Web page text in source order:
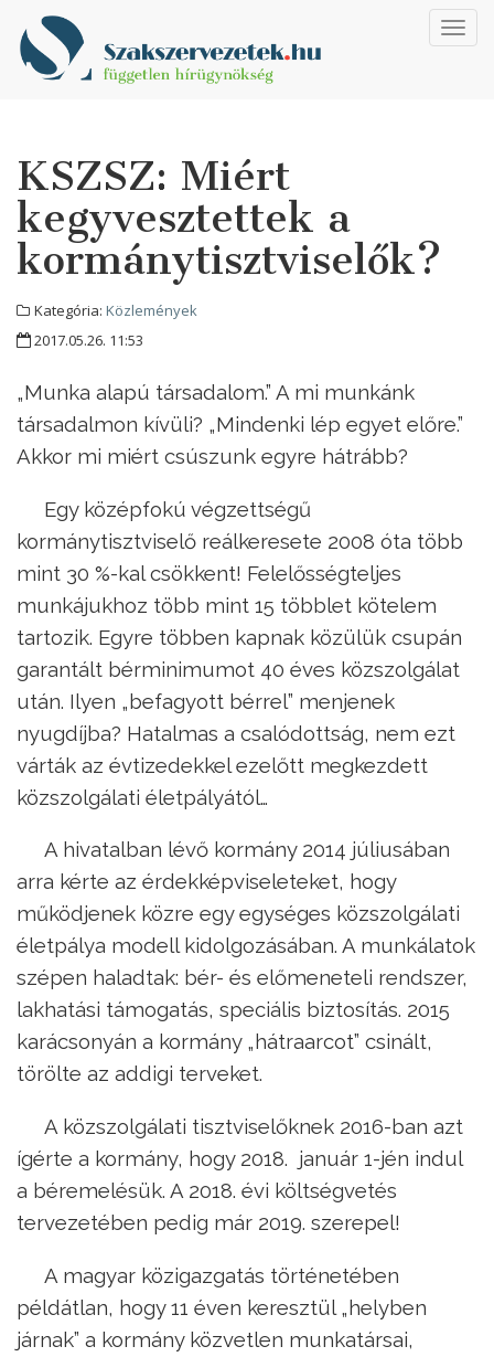
KSZSZ: Miért
kegyvesztettek a
kormánytisztviselők?
Kategória: Közlemények
2017.05.26. 11:53
„Munka alapú társadalom.” A mi munkánk
társadalmon kívüli? „Mindenki lép egyet előre.”
Akkor mi miért csúszunk egyre hátrább?
Egy középfokú végzettségű
kormánytisztviselő reálkeresete 2008 óta több
mint 30 %-kal csökkent! Felelősségteljes
munkájukhoz több mint 15 többlet kötelem
tartozik. Egyre többen kapnak közülük csupán
garantált bérminimumot 40 éves közszolgálat
után. Ilyen „befagyott bérrel” menjenek
nyugdíjba? Hatalmas a csalódottság, nem ezt
várták az évtizedekkel ezelőtt megkezdett
közszolgálati életpályától…
A hivatalban lévő kormány 2014 júliusában
arra kérte az érdekképviseleteket, hogy
működjenek közre egy egységes közszolgálati
életpálya modell kidolgozásában. A munkálatok
szépen haladtak: bér- és előmeneteli rendszer,
lakhatási támogatás, speciális biztosítás. 2015
karácsonyán a kormány „hátraarcot” csinált,
törölte az addigi terveket.
A közszolgálati tisztviselőknek 2016-ban azt
ígérte a kormány, hogy 2018. január 1-jén indul
a béremelésük. A 2018. évi költségvetés
tervezetében pedig már 2019. szerepel!
A magyar közigazgatás történetében
példátlan, hogy 11 éven keresztül „helyben
járnak” a kormány közvetlen munkatársai,